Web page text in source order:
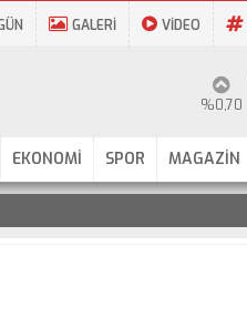
GALERİ VİDEO
%0,70
EKONOMİ SPOR MAGAZİN